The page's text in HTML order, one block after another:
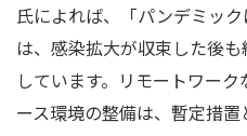
氏によれば、「パンデミッ
は、感染拡大が収束した後
しています。リモートワー
ース環境の整備は、暫定措